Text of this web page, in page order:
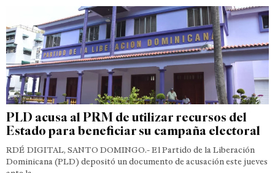
PLD acusa al PRM de utilizar recursos del
Estado para beneficiar su campaña electoral
RDÉ DIGITAL, SANTO DOMINGO.- El Partido de la Liberación
Dominicana (PLD) depositó un documento de acusación este jueves